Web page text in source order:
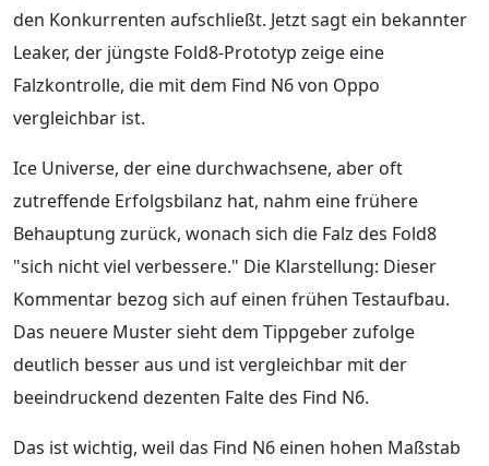
den Konkurrenten aufschließt. Jetzt sagt ein bekannter
Leaker, der jüngste Fold8-Prototyp zeige eine
Falzkontrolle, die mit dem Find N6 von Oppo
vergleichbar ist.
Ice Universe, der eine durchwachsene, aber oft
zutreffende Erfolgsbilanz hat, nahm eine frühere
Behauptung zurück, wonach sich die Falz des Fold8
"sich nicht viel verbessere." Die Klarstellung: Dieser
Kommentar bezog sich auf einen frühen Testaufbau.
Das neuere Muster sieht dem Tippgeber zufolge
deutlich besser aus und ist vergleichbar mit der
beeindruckend dezenten Falte des Find N6.
Das ist wichtig, weil das Find N6 einen hohen Maßstab